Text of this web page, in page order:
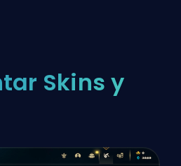
Skins y